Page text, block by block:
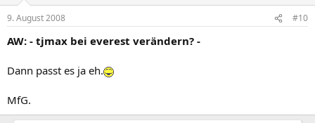
9. August 2008 #10
AW: - tjmax bei everest verändern? -
Dann passt es ja eh.
MfG.